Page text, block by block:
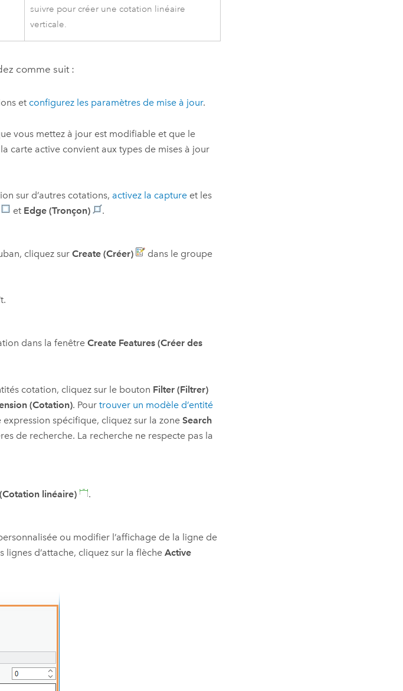
suivre pour créer une cotation linéaire
verticale.
comme suit :
et configurez les paramètres de mise à jour.
vous mettez à jour est modifiable et que le
carte active convient aux types de mises à jour
sur d’autres cotations, activez la capture et les
et Edge (Tronçon) .
cliquez surCreate (Créer)
dans le groupe
dans la fenêtreCreate Features (Créer des
cotation, cliquez sur le bouton Filter (Filtrer)
(Cotation). Pourtrouver un modèle d’entité
spécifique, cliquez sur la zoneSearch
de recherche. La recherche ne respecte pas la
linéaire) .
ou modifier l’affichage de la ligne de
lignes d’attache, cliquez sur la flècheActive